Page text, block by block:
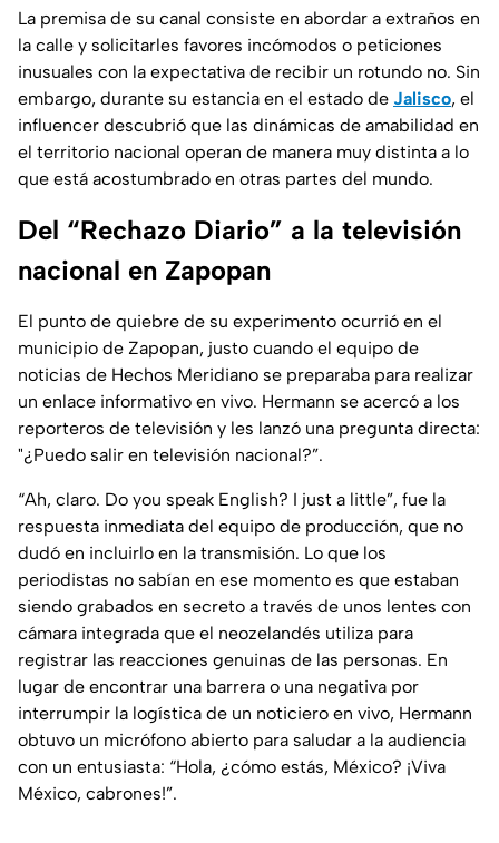
La premisa de su canal consiste en abordar a extraños en
la calle y solicitarles favores incómodos o peticiones
inusuales con la expectativa de recibir un rotundo no. Sin
embargo, durante su estancia en el estado de Jalisco, el
influencer descubrió que las dinámicas de amabilidad en
el territorio nacional operan de manera muy distinta a lo
que está acostumbrado en otras partes del mundo.
Del “Rechazo Diario” a la televisión
nacional en Zapopan
El punto de quiebre de su experimento ocurrió en el
municipio de Zapopan, justo cuando el equipo de
noticias de Hechos Meridiano se preparaba para realizar
un enlace informativo en vivo. Hermann se acercó a los
reporteros de televisión y les lanzó una pregunta directa:
"¿Puedo salir en televisión nacional?”.
“Ah, claro. Do you speak English? I just a little”, fue la
respuesta inmediata del equipo de producción, que no
dudó en incluirlo en la transmisión. Lo que los
periodistas no sabían en ese momento es que estaban
siendo grabados en secreto a través de unos lentes con
cámara integrada que el neozelandés utiliza para
registrar las reacciones genuinas de las personas. En
lugar de encontrar una barrera o una negativa por
interrumpir la logística de un noticiero en vivo, Hermann
obtuvo un micrófono abierto para saludar a la audiencia
con un entusiasta: “Hola, ¿cómo estás, México? ¡Viva
México, cabrones!”.